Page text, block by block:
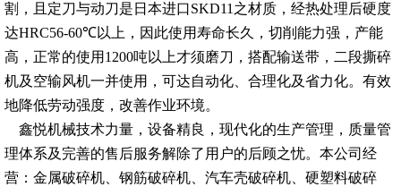
割，且定刀与动刀是日本进口SKD11之材质，经热处理后硬度
达HRC56-60℃以上，因此使用寿命长久，切削能力强，产能
高，正常的使用1200吨以上才须磨刀，搭配输送带，二段撕碎
机及空输风机一并使用，可达自动化、合理化及省力化。有效
地降低劳动强度，改善作业环境。
鑫悦机械技术力量，设备精良，现代化的生产管理，质量管
理体系及完善的售后服务解除了用户的后顾之忧。本公司经
营：金属破碎机、钢筋破碎机、汽车壳破碎机、硬塑料破碎